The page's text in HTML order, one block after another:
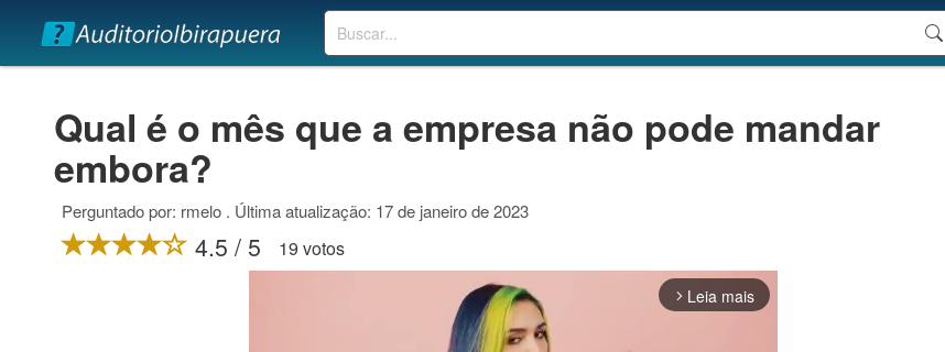
Buscar
Qual é o mês que a empresa não pode mandar
embora?
Perguntado por: rmelo . Última atualização: 17 de janeiro de 2023
4.5 / 5 19 votos
arrow_forward_ios Leia mais